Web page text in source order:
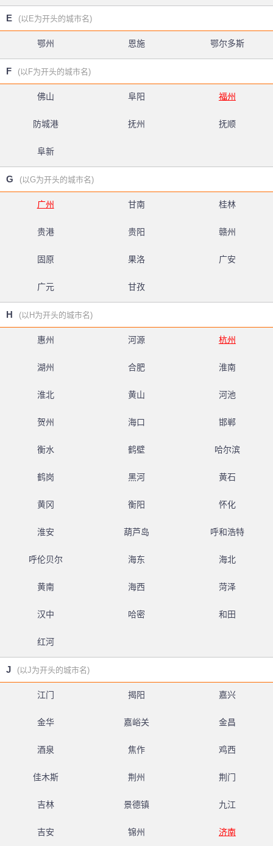
E (以E为开头的城市名)
鄂州 恩施 鄂尔多斯
F (以F为开头的城市名)
佛山 阜阳 福州
防城港 抚州 抚顺
阜新
G (以G为开头的城市名)
广州 甘南 桂林
贵港 贵阳 赣州
固原 果洛 广安
广元 甘孜
H (以H为开头的城市名)
惠州 河源 杭州
湖州 合肥 淮南
淮北 黄山 河池
贺州 海口 邯郸
衡水 鹤壁 哈尔滨
鹤岗 黑河 黄石
黄冈 衡阳 怀化
淮安 葫芦岛 呼和浩特
呼伦贝尔 海东 海北
黄南 海西 菏泽
汉中 哈密 和田
红河
J (以J为开头的城市名)
江门 揭阳 嘉兴
金华 嘉峪关 金昌
酒泉 焦作 鸡西
佳木斯 荆州 荆门
吉林 景德镇 九江
吉安 锦州 济南